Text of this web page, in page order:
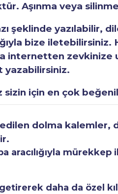
Aşınma veya
şeklinde yazılabilir,
bize
internetten zevkinize
yazabilirsiniz.
için en çok
dolma
mürekkep
daha da özel